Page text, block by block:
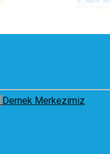
Dernek Merkezimiz